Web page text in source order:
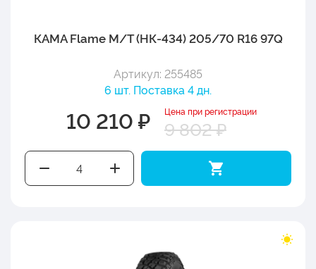
КАМА Flame M/T (НК-434) 205/70 R16 97Q
Артикул: 255485
6 шт. Поставка 4 дн.
10 210 ₽ Цена при регистрации
9 802 ₽